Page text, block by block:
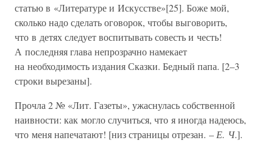
статью в «Литературе и Искусстве»[25]. Боже мой,
сколько надо сделать оговорок, чтобы выговорить,
что в детях следует воспитывать совесть и честь!
А последняя глава непрозрачно намекает
на необходимость издания Сказки. Бедный папа. [2–3
строки вырезаны].
Прочла 2 № «Лит. Газеты», ужаснулась собственной
наивности: как могло случиться, что я иногда надеюсь,
что меня напечатают! [низ страницы отрезан. – Е. Ч.].